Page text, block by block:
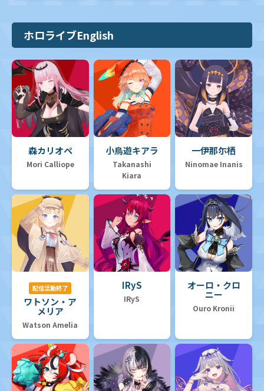
ホロライブEnglish
森カリオペ
Mori Calliope
小鳥遊キアラ
Takanashi
Kiara
一伊那尓栖
Ninomae Inanis
配信活動終了
ワトソン・ア
メリア
Watson Amelia
IRyS
IRyS
オーロ・クロ
ニー
Ouro Kronii